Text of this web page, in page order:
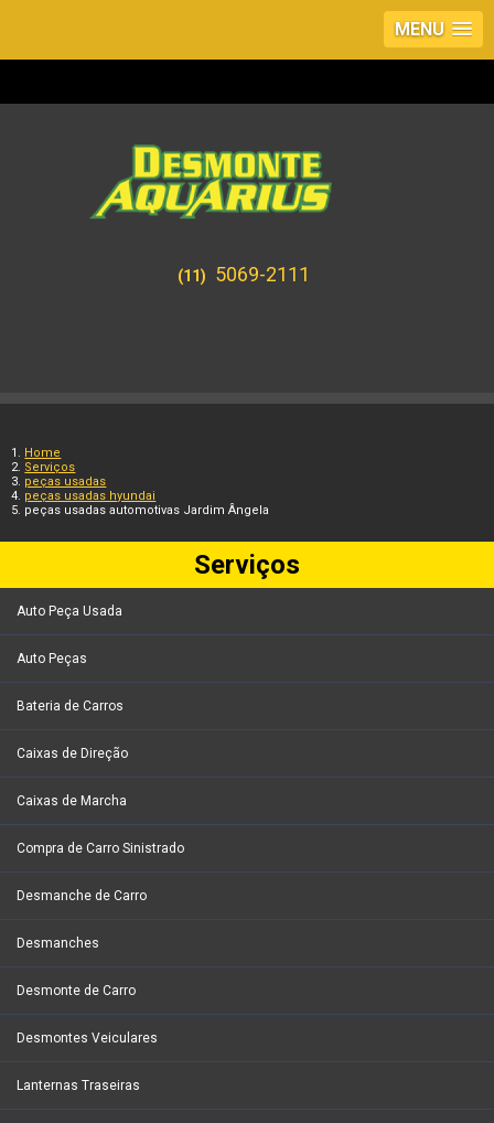
MENU
(11) 5069-2111
Home
Serviços
peças usadas
peças usadas hyundai
peças usadas automotivas Jardim Ângela
Serviços
Auto Peça Usada
Auto Peças
Bateria de Carros
Caixas de Direção
Caixas de Marcha
Compra de Carro Sinistrado
Desmanche de Carro
Desmanches
Desmonte de Carro
Desmontes Veiculares
Lanternas Traseiras